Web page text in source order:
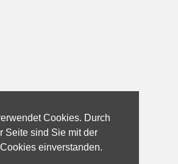
Cookies. Durch
Seite sind Sie mit der
einverstanden.